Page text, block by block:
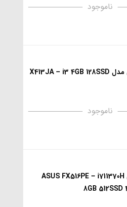
ناموجود
لپ تاپ ایسوس مدل X413JA – i3 4GB 128SSD
ناموجود
لپ تاپ ایسوس ASUS FX516PE – i711370H
8GB